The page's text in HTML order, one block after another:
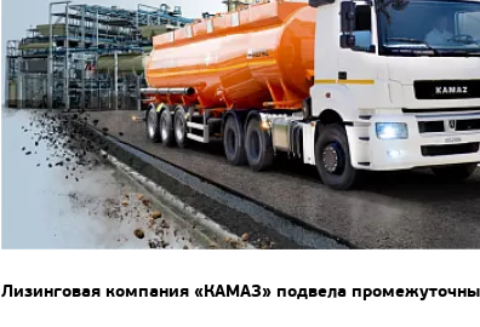
Лизинговая компания «КАМАЗ» подвела